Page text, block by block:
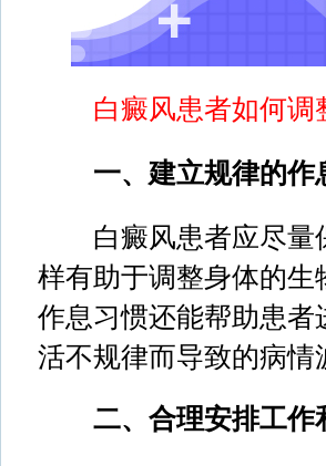
白癜风患者如何调
一、建立规律的作
白癜风患者应尽量
样有助于调整身体的
作息习惯还能帮助患
活不规律而导致的病情
二、合理安排工作